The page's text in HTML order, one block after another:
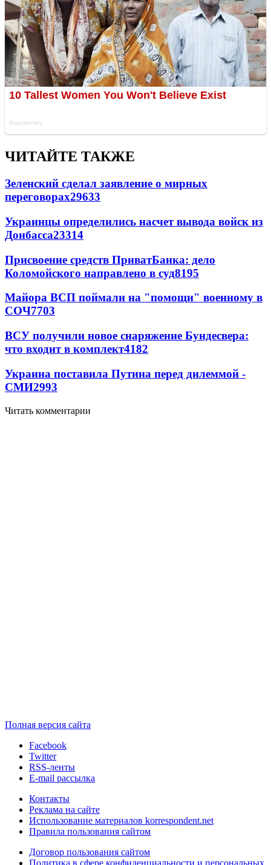
ЧИТАЙТЕ ТАКЖЕ
Зеленский сделал заявление о мирных
переговорах29633
Украинцы определились насчет вывода войск из
Донбасса23314
Присвоение средств ПриватБанка: дело
Коломойского направлено в суд8195
Майора ВСП поймали на "помощи" военному в
СОЧ7703
ВСУ получили новое снаряжение Бундесвера:
что входит в комплект4182
Украина поставила Путина перед дилеммой -
СМИ2993
Читать комментарии
Полная версия сайта
Facebook
Twitter
RSS-ленты
E-mail рассылка
Контакты
Реклама на сайте
Использование материалов korrespondent.net
Правила пользования сайтом
Договор пользования сайтом
Политика в сфере конфиденциальности и персональных